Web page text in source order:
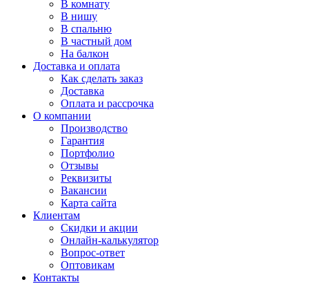
В комнату
В нишу
В спальню
В частный дом
На балкон
Доставка и оплата
Как сделать заказ
Доставка
Оплата и рассрочка
О компании
Производство
Гарантия
Портфолио
Отзывы
Реквизиты
Вакансии
Карта сайта
Клиентам
Скидки и акции
Онлайн-калькулятор
Вопрос-ответ
Оптовикам
Контакты